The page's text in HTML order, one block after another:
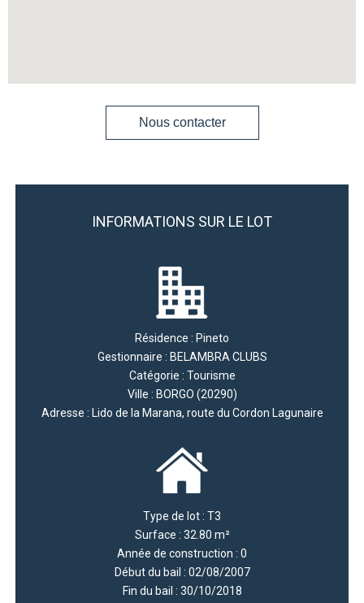
Nous contacter
INFORMATIONS SUR LE LOT
Résidence : Pineto
Gestionnaire : BELAMBRA CLUBS
Catégorie : Tourisme
Ville : BORGO (20290)
Adresse : Lido de la Marana, route du Cordon Lagunaire
Type de lot : T3
Surface : 32.80 m²
Année de construction : 0
Début du bail : 02/08/2007
Fin du bail : 30/10/2018